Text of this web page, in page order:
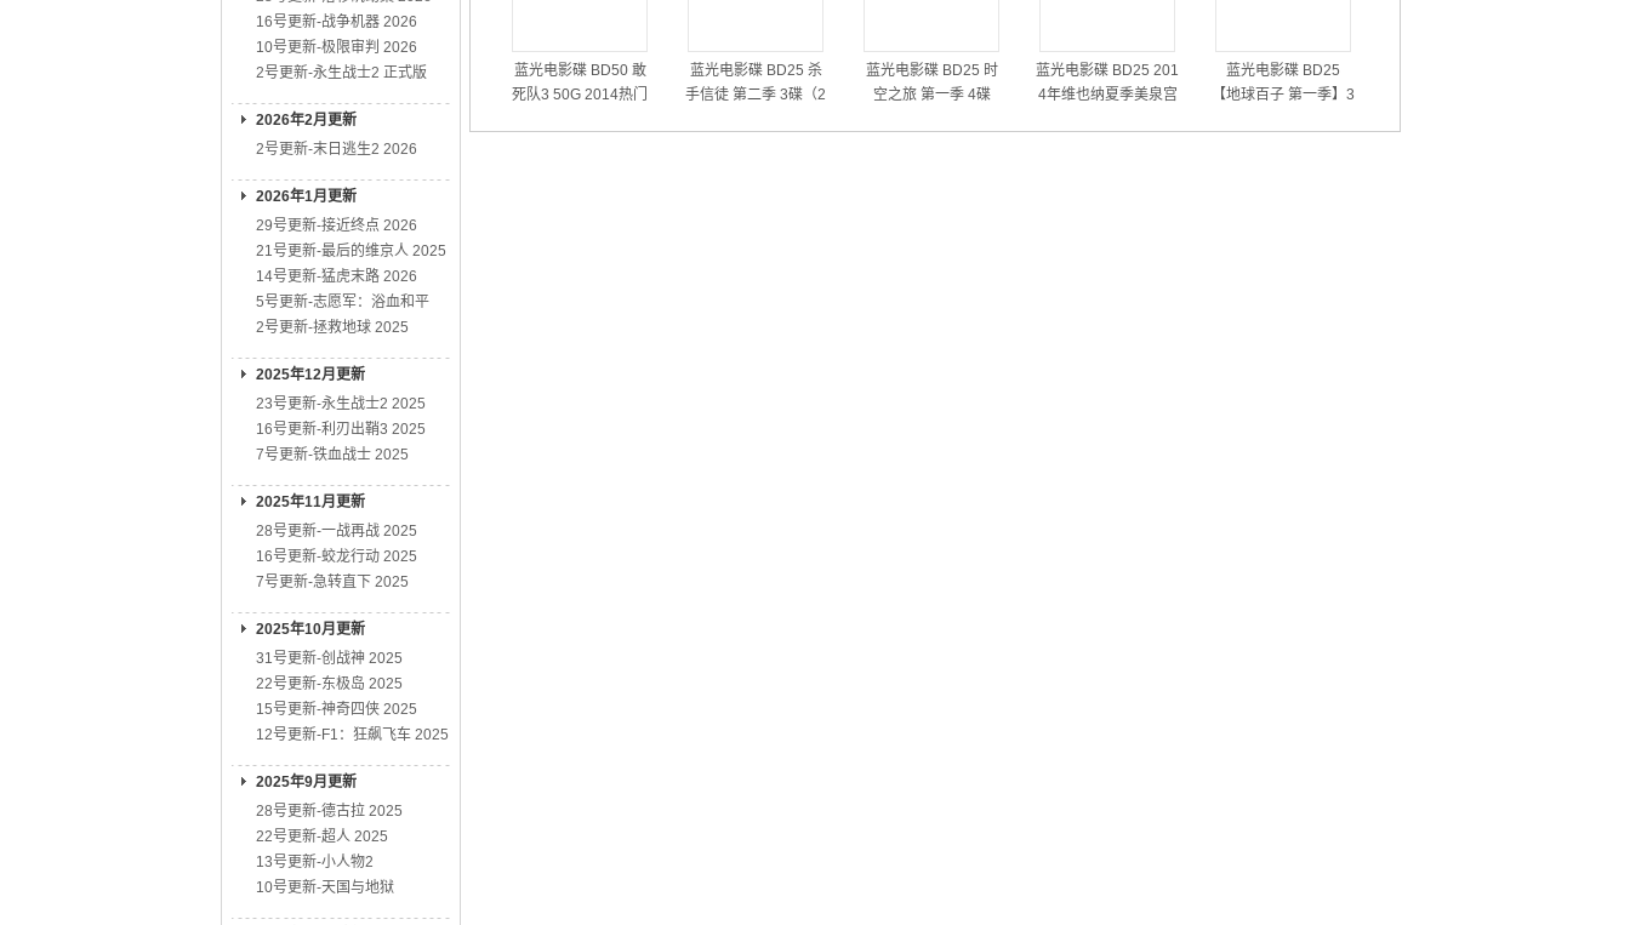
16号更新-战争机器 2026
10号更新-极限审判 2026
2号更新-永生战士2 正式版
2026年2月更新
2号更新-末日逃生2 2026
2026年1月更新
29号更新-接近终点 2026
21号更新-最后的维京人 2025
14号更新-猛虎末路 2026
5号更新-志愿军：浴血和平
2号更新-拯救地球 2025
2025年12月更新
23号更新-永生战士2 2025
16号更新-利刃出鞘3 2025
7号更新-铁血战士 2025
2025年11月更新
28号更新-一战再战 2025
16号更新-蛟龙行动 2025
7号更新-急转直下 2025
2025年10月更新
31号更新-创战神 2025
22号更新-东极岛 2025
15号更新-神奇四侠 2025
12号更新-F1：狂飙飞车 2025
2025年9月更新
28号更新-德古拉 2025
22号更新-超人 2025
13号更新-小人物2
10号更新-天国与地狱
蓝光电影碟 BD50 敢
死队3 50G 2014热门
蓝光电影碟 BD25 杀
手信徒 第二季 3碟（2
蓝光电影碟 BD25 时
空之旅 第一季 4碟
蓝光电影碟 BD25 201
4年维也纳夏季美泉宫
蓝光电影碟 BD25
【地球百子 第一季】3